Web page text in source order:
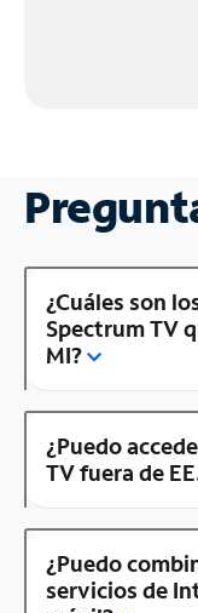
¿Cuáles son
Spectrum TV
MI?
¿Puedo
TV fuera de
¿Puedo
servicios de